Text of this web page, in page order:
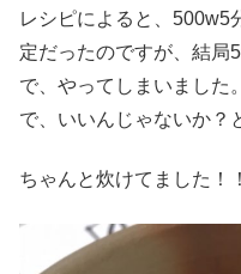
レシピによると、
定だったのですが、結
で、やってしまいました
で、いいんじゃないか？
ちゃんと炊けてました！